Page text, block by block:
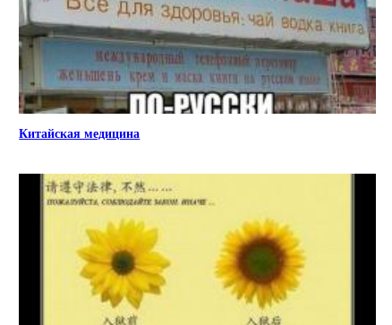
Китайская медицина